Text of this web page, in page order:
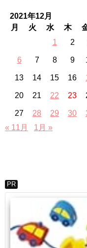
2021年12月
月
火 水 木
1
2
6 7 8 9
13 14 15 16
20 21 22 23
27 28 29 30
« 11月
1月 »
PR